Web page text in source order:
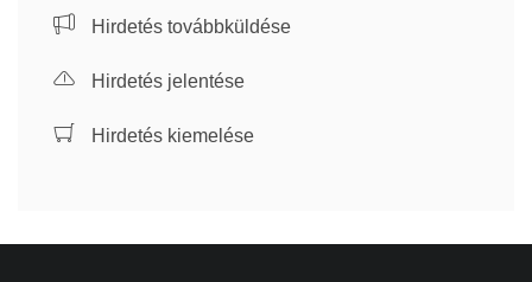
Hirdetés továbbküldése
Hirdetés jelentése
Hirdetés kiemelése